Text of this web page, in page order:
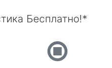
Бесплатно!*